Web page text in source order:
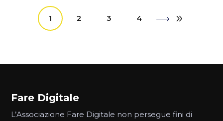
1 2 3 4
Fare Digitale
L’Associazione Fare Digitale non persegue fini di